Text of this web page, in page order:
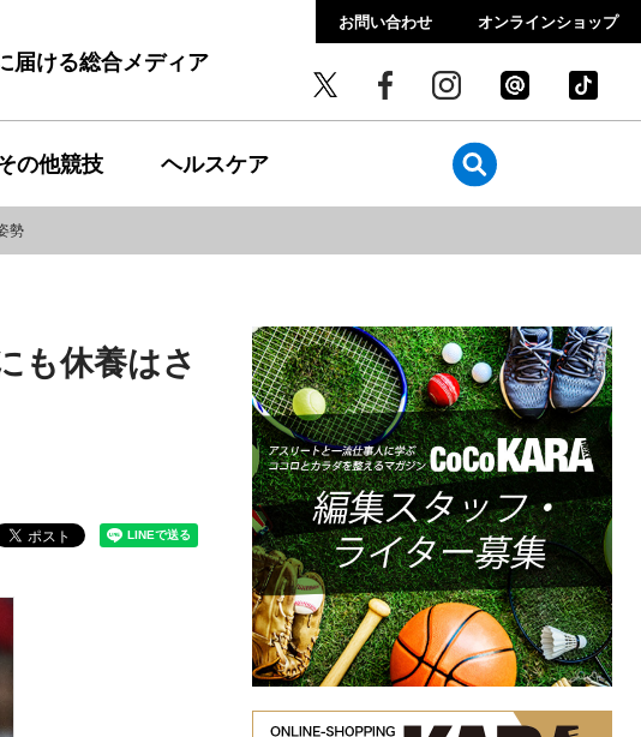
届ける総合メディア
お問い合わせ オンラインショップ
の他競技 ヘルスケア
勢
も休養はさ